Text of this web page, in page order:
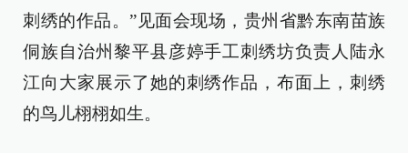
刺绣的作品。”见面会现场，贵州省黔东南苗族
侗族自治州黎平县彦婷手工刺绣坊负责人陆永
江向大家展示了她的刺绣作品，布面上，刺绣
的鸟儿栩栩如生。